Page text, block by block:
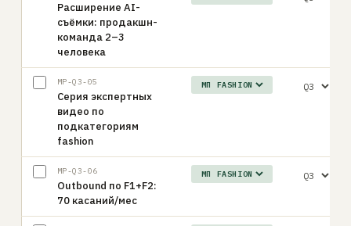
Расширение AI-
съёмки: продакшн-
команда 2–3
человека
MP-Q3-05
Серия экспертных
видео по
подкатегориям
fashion
MP-Q3-06
Outbound по F1+F2:
70 касаний/мес